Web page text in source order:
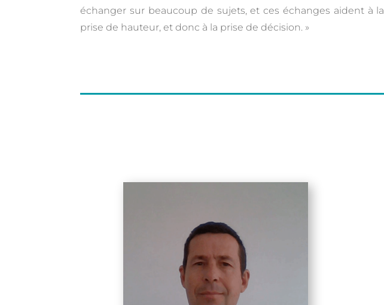
échanger sur beaucoup de sujets, et ces échanges aident à la
prise de hauteur, et donc à la prise de décision. »